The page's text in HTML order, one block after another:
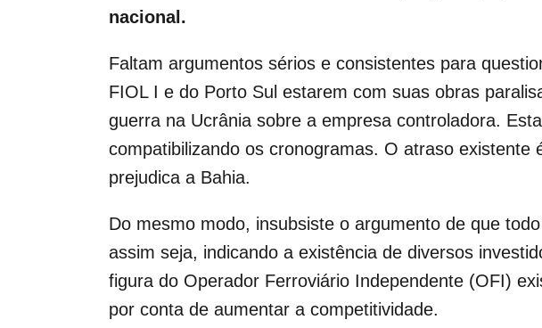
nacional.
Faltam argumentos sérios e consistentes para
FIOL I e do Porto Sul estarem com suas obras
guerra na Ucrânia sobre a empresa controladora.
compatibilizando os cronogramas. O atraso
prejudica a Bahia.
Do mesmo modo, insubsiste o argumento de que
assim seja, indicando a existência de diversos
figura do Operador Ferroviário Independente (OFI)
por conta de aumentar a competitividade.